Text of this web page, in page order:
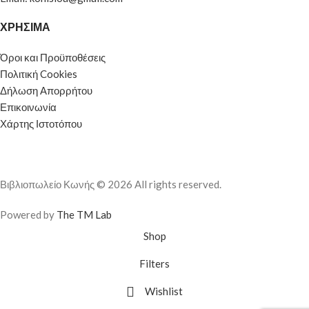
ΧΡΗΣΙΜΑ
Όροι και Προϋποθέσεις
Πολιτική Cookies
Δήλωση Απορρήτου
Επικοινωνία
Χάρτης Ιστοτόπου
Βιβλιοπωλείο Κωνής © 2026 All rights reserved.
Powered by The TM Lab
Shop
Filters
Wishlist